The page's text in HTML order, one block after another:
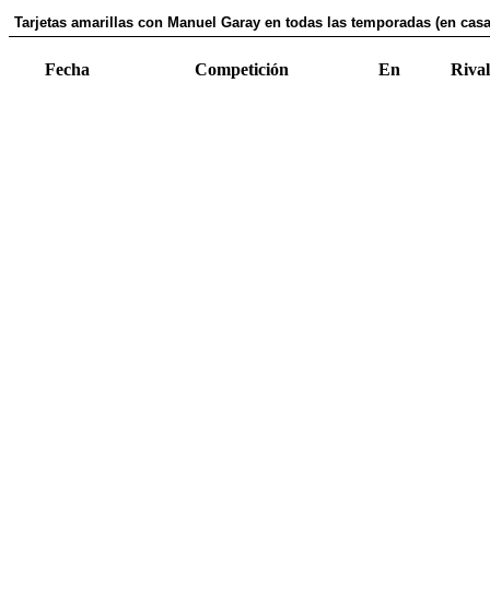
Tarjetas amarillas con Manuel Garay en todas las temporadas (en
Fecha Competición En Rival